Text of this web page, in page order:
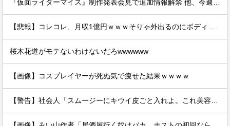
桜木花道がモテないわけないだろwwwwww
【画像】コスプレイヤーが死ぬ気で痩せた結果ｗｗｗｗ